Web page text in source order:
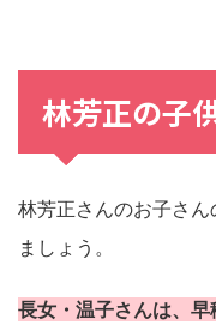
林芳正の子
林芳正さんのお子さ
ましょう。
長女・温子さんは、